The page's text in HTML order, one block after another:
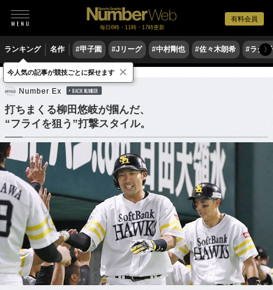
有料会員
毎日6時・11時・17時更新
ランキング 名作 #甲子園 #Jリーグ #中村剛也 #佐々木朗希 #ラグ〉
野球 プロ野球
Number Ex BACK NUMBER
打ちまくる柳田悠岐が掴んだ、
“フライを狙う”打撃スタイル。
今人気の記事が競技ごとに探せます ×